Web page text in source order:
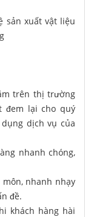
sản xuất vật liệu
trên thị trường
đem lại cho quý
dịch vụ của
nhanh chóng,
nhanh nhạy
đề.
khách hàng hài